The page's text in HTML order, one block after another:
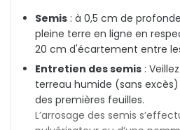
Semis : à 0,5 cm de
pleine terre en ligne en
20 cm d'écartement entre
Entretien des semis :
terreau humide (sans excès)
des premières feuilles.
L’arrosage des semis